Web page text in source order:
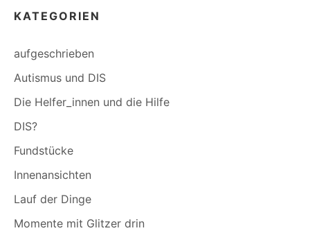
KATEGORIEN
aufgeschrieben
Autismus und DIS
Die Helfer_innen und die Hilfe
DIS?
Fundstücke
Innenansichten
Lauf der Dinge
Momente mit Glitzer drin